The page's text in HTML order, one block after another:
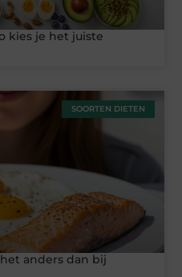
kies je het juiste
SOORTEN DIETEN
anders dan bij